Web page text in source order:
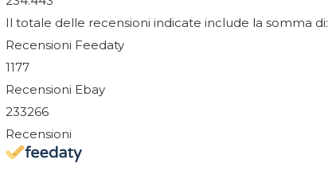
Il totale delle recensioni indicate include la somma di:
Recensioni Feedaty
1177
Recensioni Ebay
233266
Recensioni